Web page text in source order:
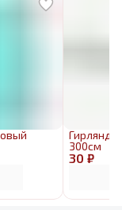
30 ₽
300см